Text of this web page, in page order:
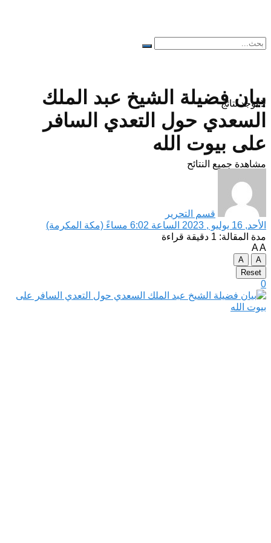
لا توجد نتائج
مشاهدة جميع النتائح
بيان فضيلة الشيخ عبد الملك
السعدي حول التعدي السافر
على بيوت الله
قسم التحرير
الأحد, 16 يوليو , 2023 الساعة 6:02 مساءً (مكة المكرمة)
مدة المقالة: 1 دقيقة قراءة
AA
A
A
Reset
0